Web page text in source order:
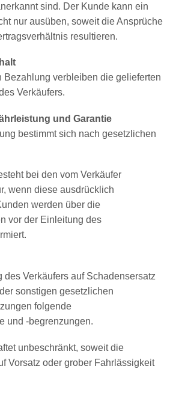
sind. Der Kunde kann ein
nur ausüben, soweit die Ansprüche
resultieren.
Bezahlung verbleiben die gelieferten
Verkäufers.
und Garantie
bestimmt sich nach gesetzlichen
bei den vom Verkäufer
wenn diese ausdrücklich
werden über die
vor der Einleitung des
des Verkäufers auf Schadensersatz
sonstigen gesetzlichen
folgende
und -begrenzungen.
unbeschränkt, soweit die
Vorsatz oder grober Fahrlässigkeit